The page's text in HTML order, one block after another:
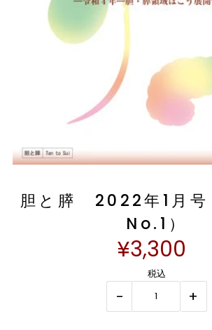
胆と膵 2022年1月
No.1）
¥3,300
税込
- +